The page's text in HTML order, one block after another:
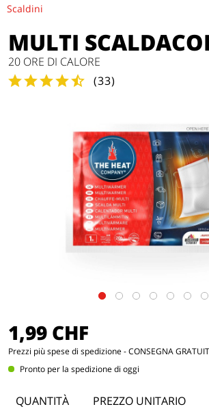
Scaldini
MULTI
20 ORE DI CALORE
(33)
1,99 CHF
Prezzi più spese di spedizione- CONSEGNA
Pronto per la spedizione di oggi
QUANTITÀ PREZZO UNITARIO